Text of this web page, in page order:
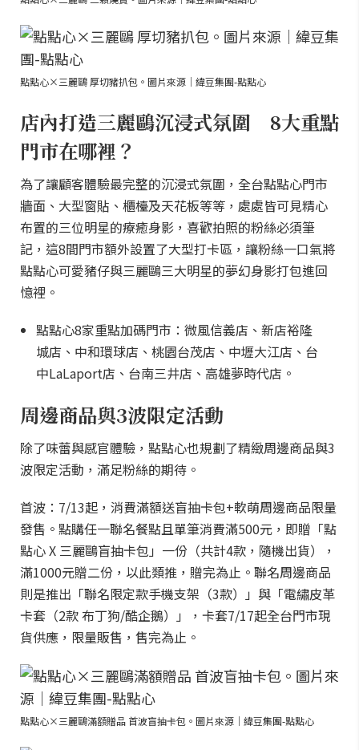
點點心×三麗鷗 厚切豬扒包。圖片來源｜緯豆集團-點點心
店內打造三麗鷗沉浸式氛圍 8大重點
門市在哪裡？
為了讓顧客體驗最完整的沉浸式氛圍，全台點點心門市
牆面、大型窗貼、櫃檯及天花板等等，處處皆可見精心
布置的三位明星的療癒身影，喜歡拍照的粉絲必須筆
記，這8間門市額外設置了大型打卡區，讓粉絲一口氣將
點點心可愛豬仔與三麗鷗三大明星的夢幻身影打包進回
憶裡。
點點心8家重點加碼門市：微風信義店、新店裕隆
城店、中和環球店、桃園台茂店、中壢大江店、台
中LaLaport店、台南三井店、高雄夢時代店。
周邊商品與3波限定活動
除了味蕾與感官體驗，點點心也規劃了精緻周邊商品與3
波限定活動，滿足粉絲的期待。
首波：7/13起，消費滿額送盲抽卡包+軟萌周邊商品限量
發售。點購任一聯名餐點且單筆消費滿500元，即贈「點
點心 X 三麗鷗盲抽卡包」一份（共計4款，隨機出貨），
滿1000元贈二份，以此類推，贈完為止。聯名周邊商品
則是推出「聯名限定款手機支架（3款）」與「電繡皮革
卡套（2款 布丁狗/酷企鵝）」，卡套7/17起全台門市現
貨供應，限量販售，售完為止。
點點心×三麗鷗滿額贈品 首波盲抽卡包。圖片來源｜緯豆集團-點點心